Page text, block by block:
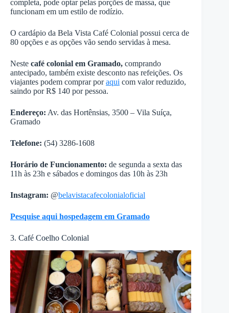
completa, pode optar pelas porções de massa, que
funcionam em um estilo de rodízio.
O cardápio da Bela Vista Café Colonial possui cerca de
80 opções e as opções vão sendo servidas à mesa.
Neste café colonial em Gramado, comprando
antecipado, também existe desconto nas refeições. Os
viajantes podem comprar poraqui com valor reduzido,
saindo por R$ 140 por pessoa.
Endereço: Av. das Hortênsias, 3500 – Vila Suíça,
Gramado
Telefone: (54) 3286-1608
Horário de Funcionamento: de segunda a sexta das
11h às 23h e sábados e domingos das 10h às 23h
Instagram: @belavistacafecolonialoficial
Pesquise aqui hospedagem em Gramado
3. Café Coelho Colonial